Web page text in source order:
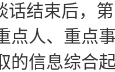
结束后，第
点人、重点
的信息综合